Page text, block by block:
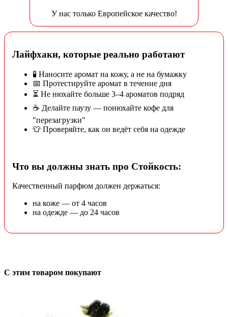
У нас только Европейское качество!
Лайфхаки, которые реально работают
🧪 Наносите аромат на кожу, а не на бумажку
📅 Протестируйте аромат в течение дня
⏳ Не нюхайте больше 3–4 ароматов подряд
☕ Делайте паузу — понюхайте кофе для
"перезагрузки"
👕 Проверяйте, как он ведёт себя на одежде
Что вы должны знать про Стойкость:
Качественный парфюм должен держаться:
на коже — от 4 часов
на одежде — до 24 часов
С этим товаром покупают